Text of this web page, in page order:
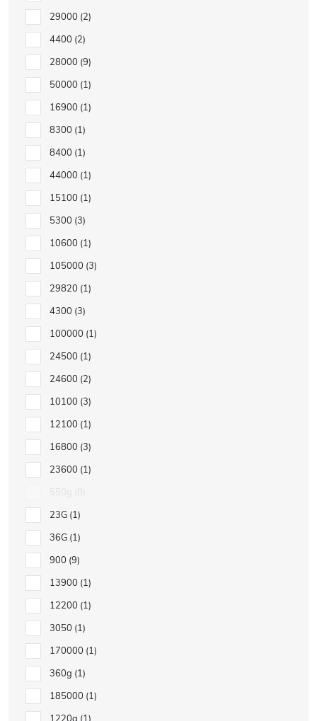
29000 2
4400 2
28000 9
50000 1
16900 1
8300 1
8400 1
44000 1
15100 1
5300 3
10600 1
105000 3
29820 1
4300 3
100000 1
24500 1
24600 2
10100 3
12100 1
16800 3
23600 1
23G 1
36G 1
900 9
13900 1
12200 1
3050 1
170000 1
360g 1
185000 1